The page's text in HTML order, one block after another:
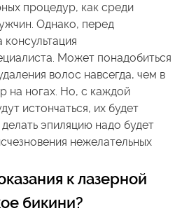
процедур, как среди
Однако, перед
Может понадобиться
волос навсегда, чем в
на ногах. Но, с каждой
истончаться, их будет
эпиляцию надо будет
нежелательных
к лазерной
бикини?